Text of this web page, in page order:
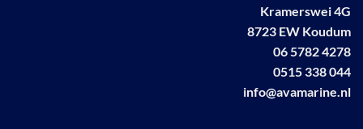
Kramerswei 4G
8723 EW Koudum
06 5782 4278
0515 338 044
info@avamarine.nl